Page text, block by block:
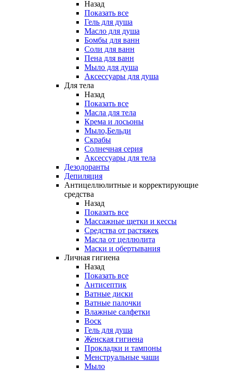
Назад
Показать все
Гель для душа
Масло для душа
Бомбы для ванн
Соли для ванн
Пена для ванн
Мыло для душа
Аксессуары для душа
Для тела
Назад
Показать все
Масла для тела
Крема и лосьоны
Мыло,Бельди
Скрабы
Солнечная серия
Аксессуары для тела
Дезодоранты
Депиляция
Антицеллюлитные и корректирующие
средства
Назад
Показать все
Массажные щетки и кессы
Средства от растяжек
Масла от целлюлита
Маски и обертывания
Личная гигиена
Назад
Показать все
Антисептик
Ватные диски
Ватные палочки
Влажные салфетки
Воск
Гель для душа
Женская гигиена
Прокладки и тампоны
Менструальные чаши
Мыло